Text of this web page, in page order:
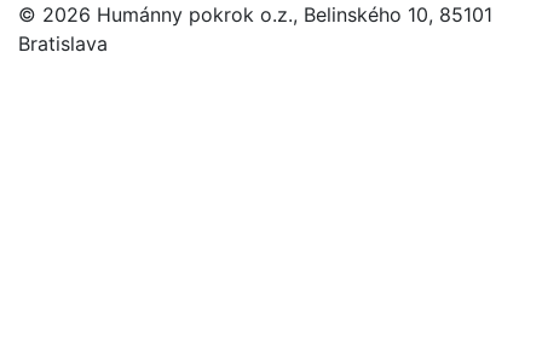
© 2026 Humánny pokrok o.z., Belinského 10, 85101
Bratislava